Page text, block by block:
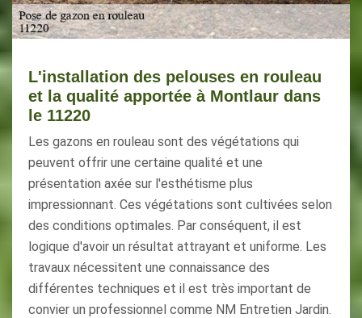
L'installation des pelouses en rouleau
et la qualité apportée à Montlaur dans
le 11220
Les gazons en rouleau sont des végétations qui
peuvent offrir une certaine qualité et une
présentation axée sur l'esthétisme plus
impressionnant. Ces végétations sont cultivées selon
des conditions optimales. Par conséquent, il est
logique d'avoir un résultat attrayant et uniforme. Les
travaux nécessitent une connaissance des
différentes techniques et il est très important de
convier un professionnel comme NM Entretien Jardin.